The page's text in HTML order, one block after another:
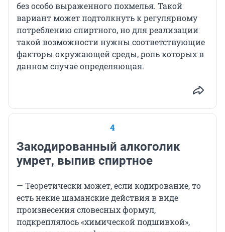
без особо выраженного похмелья. Такой
вариант может подтолкнуть к регулярному
потреблению спиртного, но для реализации
такой возможности нужны соответствующие
факторы окружающей среды, роль которых в
данном случае определяющая.
4
Закодированный алкоголик
умрет, выпив спиртное
— Теоретически может, если кодирование, то
есть некие шаманские действия в виде
произнесения словесных формул,
подкреплялось «химической подшивкой»,